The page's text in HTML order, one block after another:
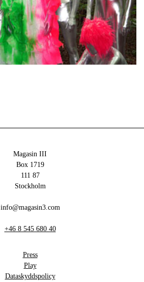
Magasin III
Box 1719
111 87
Stockholm
info@magasin3.com
+46 8 545 680 40
Press
Play
Dataskyddspolicy